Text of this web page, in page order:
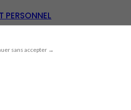
sans accepter →
PERSONNEL
PERSONNEL